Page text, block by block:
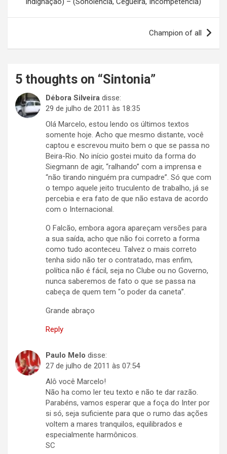
Post
Champion of all
5 thoughts on “Sintonia”
Débora Silveira disse:
29 de julho de 2011 às 18:35
Olá Marcelo, estou lendo os últimos textos
somente hoje. Acho que mesmo distante, você
captou e escrevou muito bem o que se passa no
Beira-Rio. No início gostei muito da forma do
Siegmann de agir, “ralhando” com a imprensa e
“não tirando ninguém pra cumpadre”. Só que com
o tempo aquele jeito truculento de trabalho, já se
percebia e era fato de que não estava de acordo
com o Internacional.
O Falcão, embora agora apareçam versões para
a sua saída, acho que não foi correto a forma
como tudo aconteceu. Talvez o mais correto
tenha sido não ter o contratado, mas enfim,
política não é fácil, seja no Clube ou no Governo,
nunca saberemos de fato o que se passa na
cabeça de quem tem “o poder da caneta”.
Grande abraço
Reply
Paulo Melo disse:
27 de julho de 2011 às 07:54
Alô você Marcelo!
Não ha como ler teu texto e não te dar razão.
Parabéns, vamos esperar que a foça do Inter por
si só, seja suficiente para que o rumo das ações
voltem a mares tranquilos, equilibrados e
especialmente harmônicos.
SC